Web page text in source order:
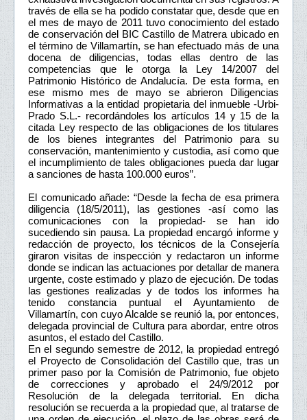
través de ella se ha podido constatar que, desde que en
el mes de mayo de 2011 tuvo conocimiento del estado
de conservación del BIC Castillo de Matrera ubicado en
el término de Villamartín, se han efectuado más de una
docena de diligencias, todas ellas dentro de las
competencias que le otorga la Ley 14/2007 del
Patrimonio Histórico de Andalucía. De esta forma, en
ese mismo mes de mayo se abrieron Diligencias
Informativas a la entidad propietaria del inmueble -Urbi-
Prado S.L.- recordándoles los artículos 14 y 15 de la
citada Ley respecto de las obligaciones de los titulares
de los bienes integrantes del Patrimonio para su
conservación, mantenimiento y custodia, así como que
el incumplimiento de tales obligaciones pueda dar lugar
a sanciones de hasta 100.000 euros”.
El comunicado añade: “Desde la fecha de esa primera
diligencia (18/5/2011), las gestiones -así como las
comunicaciones con la propiedad- se han ido
sucediendo sin pausa. La propiedad encargó informe y
redacción de proyecto, los técnicos de la Consejería
giraron visitas de inspección y redactaron un informe
donde se indican las actuaciones por detallar de manera
urgente, coste estimado y plazo de ejecución. De todas
las gestiones realizadas y de todos los informes ha
tenido constancia puntual el Ayuntamiento de
Villamartín, con cuyo Alcalde se reunió la, por entonces,
delegada provincial de Cultura para abordar, entre otros
asuntos, el estado del Castillo.
En el segundo semestre de 2012, la propiedad entregó
el Proyecto de Consolidación del Castillo que, tras un
primer paso por la Comisión de Patrimonio, fue objeto
de correcciones y aprobado el 24/9/2012 por
Resolución de la delegada territorial. En dicha
resolución se recuerda a la propiedad que, al tratarse de